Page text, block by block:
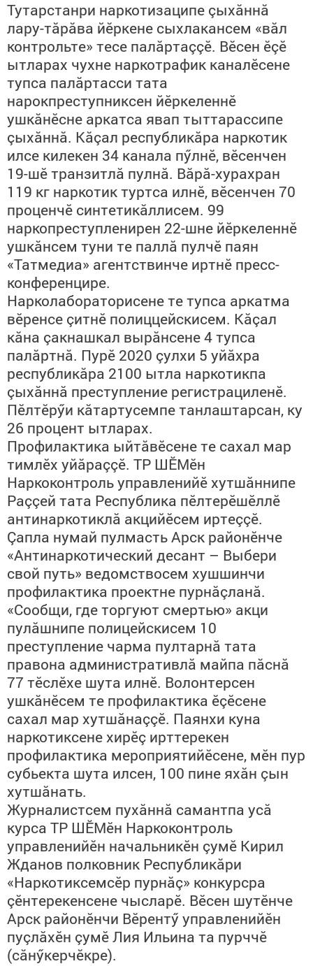
Тутарстанри наркотизаципе çыхăннă
лару-тăрăва йӗркене сыхлакансем «вăл
контрольте» тесе палăртаççӗ. Вӗсен ӗçӗ
ытларах чухне наркотрафик каналӗсене
тупса палăртасси тата
нарокпреступниксен йӗркеленнӗ
ушкăнӗсне аркатса явап тыттарассипе
çыхăннă. Кăçал республикăра наркотик
илсе килекен 34 канала пӳлнӗ, вӗсенчен
19-шӗ транзитлă пулнă. Вăрă-хурахран
119 кг наркотик туртса илнӗ, вӗсенчен 70
проценчӗ синтетикăллисем. 99
наркопреступленирен 22-шне йӗркеленнӗ
ушкăнсем туни те паллă пулчӗ паян
«Татмедиа» агентствинче иртнӗ пресс-
конференцире.
Нарколабораторисене те тупса аркатма
вӗренсе çитнӗ полиццейскисем. Кăçал
кăна çакнашкал вырăнсене 4 тупса
палăртнă. Пурӗ 2020 çулхи 5 уйăхра
республикăра 2100 ытла наркотикпа
çыхăннă преступление регистрациленӗ.
Пӗлтӗрӳи кăтартусемпе танлаштарсан, ку
26 процент ытларах.
Профилактика ыйтăвӗсене те сахал мар
тимлӗх уйăраççӗ. ТР ШӖМӗн
Наркоконтроль управленийӗ хутшăннипе
Раççей тата Республика пӗлтерӗшӗллӗ
антинаркотиклă акцийӗсем иртеççӗ.
Çапла нумай пулмасть Арск районӗнче
«Антинаркотический десант – Выбери
свой путь» ведомствосем хушшинчи
профилактика проектне пурнăçланă.
«Сообщи, где торгуют смертью» акци
пулăшнипе полицейскисем 10
преступление чарма пултарнă тата
правона административлă майпа пăснă
77 тӗслӗхе шута илнӗ. Волонтерсен
ушкăнӗсем те профилактика ӗçӗсене
сахал мар хутшăнаççӗ. Паянхи куна
наркотиксене хирӗç ирттерекен
профилактика мероприятийӗсене, мӗн пур
субьекта шута илсен, 100 пине яхăн çын
хутшăнать.
Журналистсем пухăннă самантпа усă
курса ТР ШӖМӗн Наркоконтроль
управленийӗн начальникӗн çумӗ Кирил
Жданов полковник Республикăри
«Наркотиксемсӗр пурнăç» конкурсра
çӗнтерекенсене чысларӗ. Вӗсен шутӗнче
Арск районӗнчи Вӗрентӳ управленийӗн
пуçлăхӗн çумӗ Лия Ильина та пурччӗ
(сăнӳкерчӗкре).